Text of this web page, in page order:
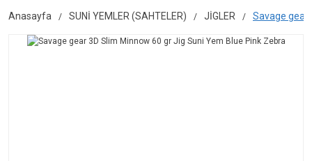
Anasayfa SUNİ YEMLER (SAHTELER) JİGLER Savage gear